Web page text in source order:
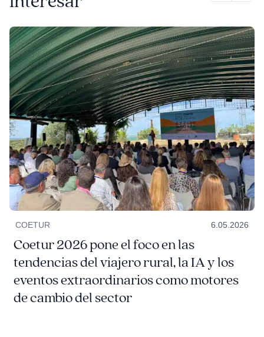
COETUR 6.05.2026
Coetur 2026 pone el foco en las
tendencias del viajero rural, la IA y los
eventos extraordinarios como motores
de cambio del sector